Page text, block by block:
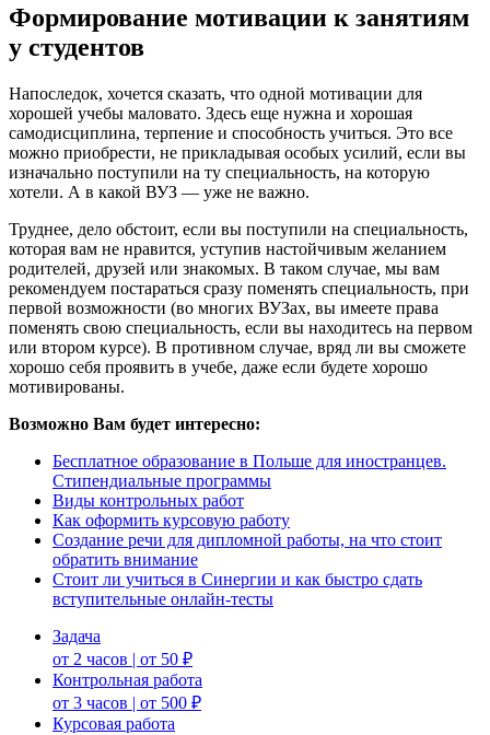
Формирование мотивации к занятиям
у студентов
Напоследок, хочется сказать, что одной мотивации для
хорошей учебы маловато. Здесь еще нужна и хорошая
самодисциплина, терпение и способность учиться. Это все
можно приобрести, не прикладывая особых усилий, если вы
изначально поступили на ту специальность, на которую
хотели. А в какой ВУЗ — уже не важно.
Труднее, дело обстоит, если вы поступили на специальность,
которая вам не нравится, уступив настойчивым желанием
родителей, друзей или знакомых. В таком случае, мы вам
рекомендуем постараться сразу поменять специальность, при
первой возможности (во многих ВУЗах, вы имеете права
поменять свою специальность, если вы находитесь на первом
или втором курсе). В противном случае, вряд ли вы сможете
хорошо себя проявить в учебе, даже если будете хорошо
мотивированы.
Возможно Вам будет интересно:
Бесплатное образование в Польше для иностранцев.
Стипендиальные программы
Виды контрольных работ
Как оформить курсовую работу
Создание речи для дипломной работы, на что стоит
обратить внимание
Стоит ли учиться в Синергии и как быстро сдать
вступительные онлайн-тесты
Задача
от 2 часов | от 50 ₽
Контрольная работа
от 3 часов | от 500 ₽
Курсовая работа